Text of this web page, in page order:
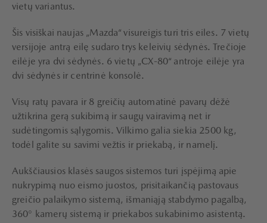
vietų variantus.
Šis visiškai naujas „Mazda“ visureigis turi tris eiles. 7 vietų
versijoje antrą eilę sudaro trys keleivių sėdynės. Trečioje
eilėje yra dvi sėdynės. 6 vietų „CX-80“ antroje eilėje yra
dvi sėdynės ir centrinė konsolė.
Visų ratų pavara ir 8 greičių automatinė pavarų dėžė
užtikrina gerą sukibimą ir saugų vairavimą net ir
sudėtingomis sąlygomis. Vilkimo galia siekia 2500 kg,
todėl galite su savimi vežtis ir priekabą, ir namelį.
Aukščiausios klasės saugos sistemos turi įspėjimą apie
nukrypimą nuo eismo juostos, prisitaikančią pastovaus
greičio palaikymo sistemą, išmaniąją stabdymo pagalbą,
360° kamerų sistemą ir priekabos sukabinimo asistentą.